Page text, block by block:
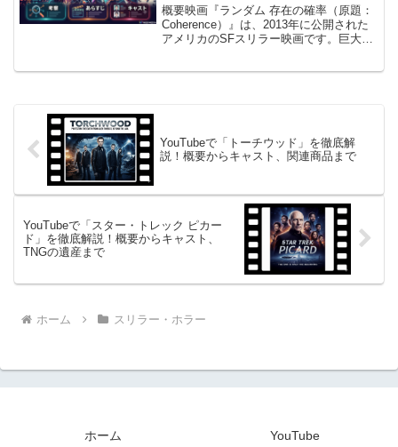
め
概要映画『ランダム 存在の確率（原題：
Coherence）』は、2013年に公開された
アメリカのSFスリラー映画です。巨大な
YouTubeで「トーチウッド」を徹底解
説！概要からキャスト、関連商品まで
YouTubeで「スター・トレック ピカー
ド」を徹底解説！概要からキャスト、
TNGの遺産まで
ホーム スリラー・ホラー
ホーム YouTube